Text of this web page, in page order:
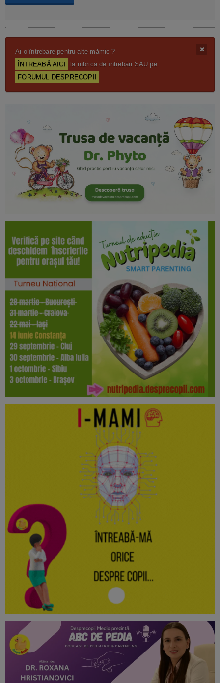
Ai o întrebare pentru alte mămici?
ÎNTREABĂ AICI
la rubrica de întrebări SAU pe
FORUMUL DESPRECOPII